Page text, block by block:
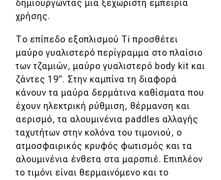
δημιουργώντας μια ξεχωριστή εμπειρία
χρήσης.
Το επίπεδο εξοπλισμού Ti προσθέτει
μαύρο γυαλιστερό περίγραμμα στο πλαίσιο
των τζαμιών, μαύρο γυαλιστερό body kit και
ζάντες 19”. Στην καμπίνα τη διαφορά
κάνουν τα μαύρα δερμάτινα καθίσματα που
έχουν ηλεκτρική ρύθμιση, θέρμανση και
αερισμό, τα αλουμινένια paddles αλλαγής
ταχυτήτων στην κολόνα του τιμονιού, ο
ατμοσφαιρικός κρυφός φωτισμός και τα
αλουμινένια ένθετα στα μαρσπιέ. Επιπλέον
το τιμόνι είναι θερμαινόμενο και το